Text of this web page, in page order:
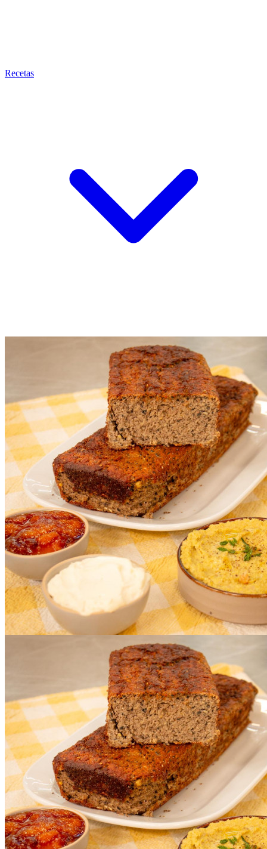
Recetas